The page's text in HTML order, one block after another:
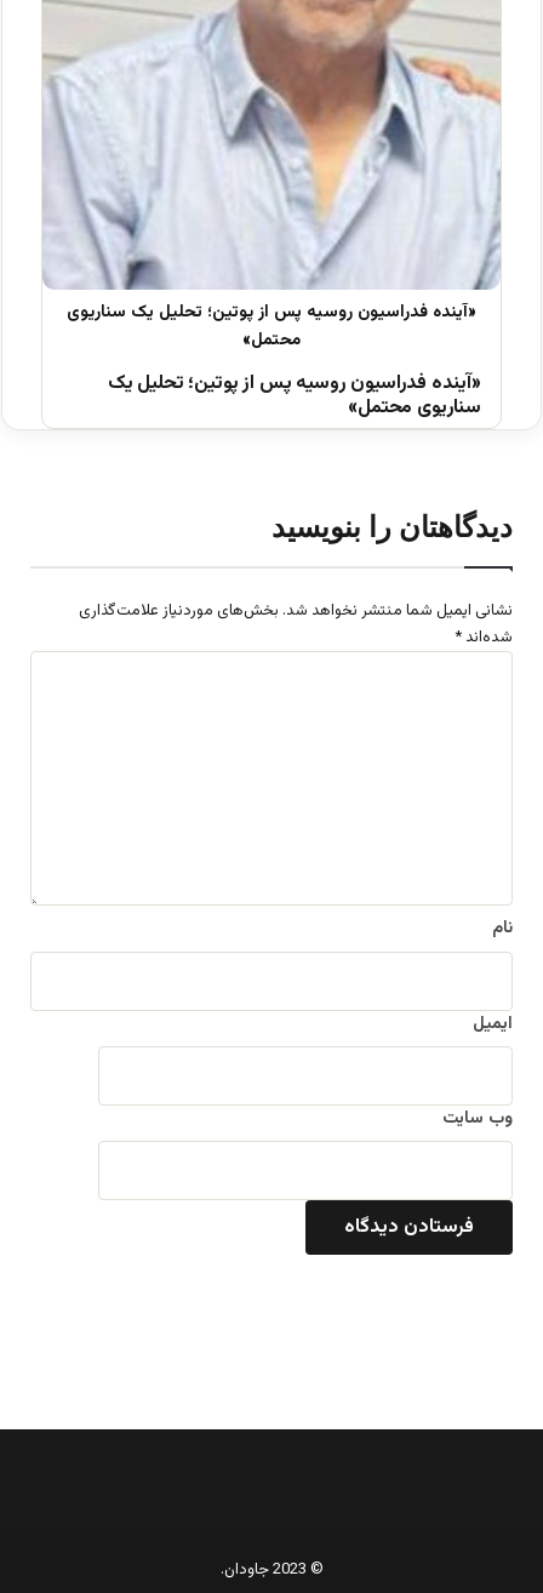
«آینده فدراسیون روسیه پس از پوتین؛ تحلیل یک
سناریوی محتمل»
دیدگاهتان را بنویسید
نشانی ایمیل شما منتشر نخواهد شد. بخش‌های موردنیاز علامت‌گذاری
شده‌اند *
نام
ایمیل
وب‌ سایت
© 2023 جاودان.